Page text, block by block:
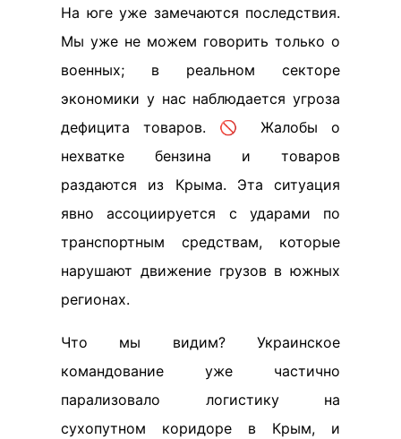
На юге уже замечаются последствия.
Мы уже не можем говорить только о
военных; в реальном секторе
экономики у нас наблюдается угроза
дефицита товаров. 🚫 Жалобы о
нехватке бензина и товаров
раздаются из Крыма. Эта ситуация
явно ассоциируется с ударами по
транспортным средствам, которые
нарушают движение грузов в южных
регионах.
Что мы видим? Украинское
командование уже частично
парализовало логистику на
сухопутном коридоре в Крым, и